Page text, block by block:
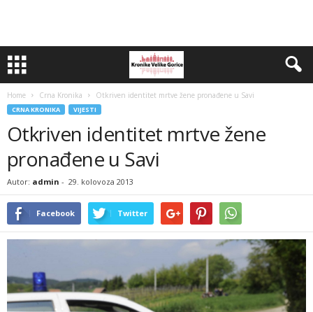
Home Crna Kronika Otkriven identitet mrtve žene pronađene u Savi
CRNA KRONIKA VIJESTI
Otkriven identitet mrtve žene
pronađene u Savi
Autor: admin - 29. kolovoza 2013
Facebook Twitter